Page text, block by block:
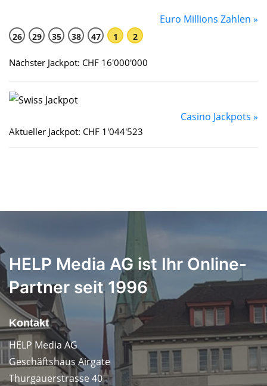
Euro Millions Zahlen »
26 29 35 38 47 1 2
Nächster Jackpot: CHF 16'000'000
Casino Jackpots »
Aktueller Jackpot: CHF 1'044'523
HELP Media AG ist Ihr Online-
Partner seit 1996
Kontakt
HELP Media AG
Geschäftshaus Airgate
Thurgauerstrasse 40